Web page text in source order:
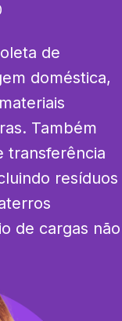
de
doméstica,
Também
transferência
resíduos
de cargas não